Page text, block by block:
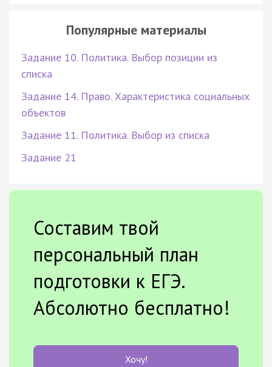
Популярные материалы
Задание 10. Политика. Выбор позиции из
списка
Задание 14. Право. Характеристика социальных
объектов
Задание 11. Политика. Выбор из списка
Задание 21
Составим твой
персональный план
подготовки к ЕГЭ.
Абсолютно бесплатно!
Хочу!